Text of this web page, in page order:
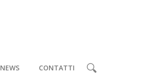
NEWS CONTATTI